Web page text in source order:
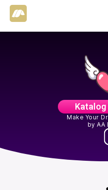
Katalog
Make Your
by AA